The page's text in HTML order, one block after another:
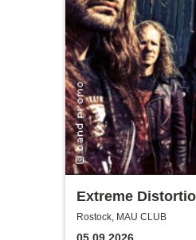
Extreme
XV
Rostock, MAU CLUB